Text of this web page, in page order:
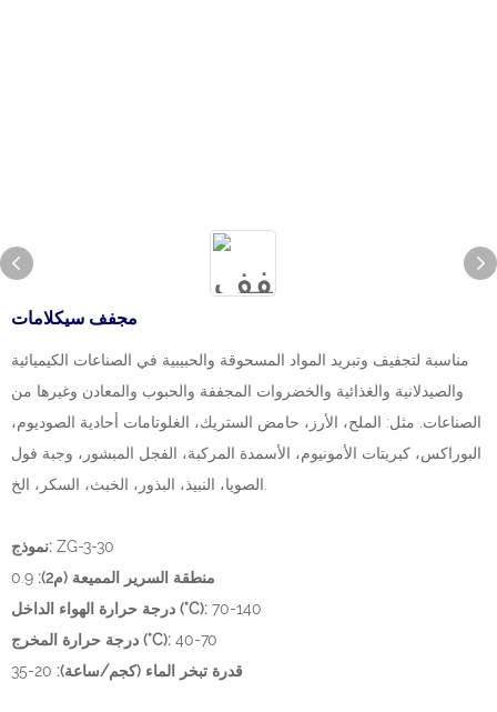
مجفف سيكلامات
مناسبة لتجفيف وتبريد المواد المسحوقة والحبيبية في الصناعات الكيميائية
والصيدلانية والغذائية والخضروات المجففة والحبوب والمعادن وغيرها من
الصناعات. مثل: الملح، الأرز، حامض الستريك، الغلوتامات أحادية الصوديوم،
البوراكس، كبريتات الأمونيوم، الأسمدة المركبة، الفجل المبشور، وجبة فول
نموذج: ZG-3-30
منطقة السرير المميعة (م2):
0.9
درجة حرارة الهواء الداخل (°C): 70-140
درجة حرارة المخرج (°C): 40-70
قدرة تبخر الماء (كجم/ساعة): 20-35